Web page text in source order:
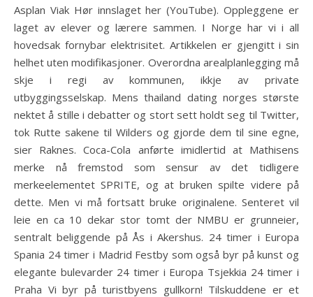
Asplan Viak Hør innslaget her (YouTube). Oppleggene er
laget av elever og lærere sammen. I Norge har vi i all
hovedsak fornybar elektrisitet. Artikkelen er gjengitt i sin
helhet uten modifikasjoner. Overordna arealplanlegging må
skje i regi av kommunen, ikkje av private
utbyggingsselskap. Mens thailand dating norges største
nektet å stille i debatter og stort sett holdt seg til Twitter,
tok Rutte sakene til Wilders og gjorde dem til sine egne,
sier Raknes. Coca-Cola anførte imidlertid at Mathisens
merke nå fremstod som sensur av det tidligere
merkeelementet SPRITE, og at bruken spilte videre på
dette. Men vi må fortsatt bruke originalene. Senteret vil
leie en ca 10 dekar stor tomt der NMBU er grunneier,
sentralt beliggende på Ås i Akershus. 24 timer i Europa
Spania 24 timer i Madrid Festby som også byr på kunst og
elegante bulevarder 24 timer i Europa Tsjekkia 24 timer i
Praha Vi byr på turistbyens gullkorn! Tilskuddene er et